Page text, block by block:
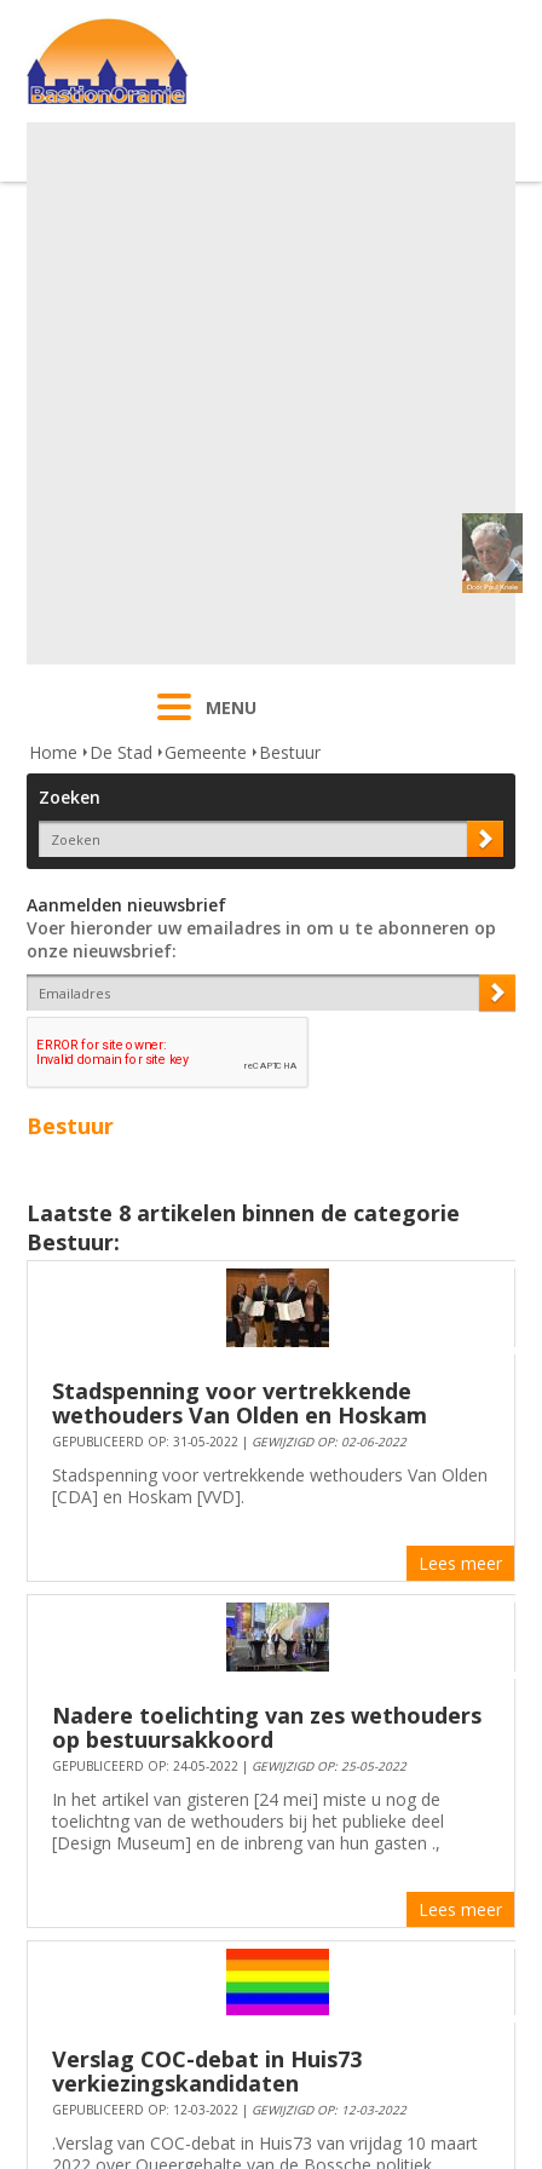
MENU
Home
De Stad Gemeente
Bestuur
Zoeken
Aanmelden nieuwsbrief
Voer hieronder uw emailadres in om u te abonneren op
onze nieuwsbrief:
Bestuur
Laatste 8 artikelen binnen de categorie
Bestuur:
Stadspenning voor vertrekkende
wethouders Van Olden en Hoskam
GEPUBLICEERD OP: 31-05-2022 | GEWIJZIGD OP: 02-06-2022
Stadspenning voor vertrekkende wethouders Van Olden
[CDA] en Hoskam [VVD].
Lees meer
Nadere toelichting van zes wethouders
op bestuursakkoord
GEPUBLICEERD OP: 24-05-2022 | GEWIJZIGD OP: 25-05-2022
In het artikel van gisteren [24 mei] miste u nog de
toelichtng van de wethouders bij het publieke deel
[Design Museum] en de inbreng van hun gasten .,
Lees meer
Verslag COC-debat in Huis73
verkiezingskandidaten
GEPUBLICEERD OP: 12-03-2022 | GEWIJZIGD OP: 12-03-2022
.Verslag van COC-debat in Huis73 van vrijdag 10 maart